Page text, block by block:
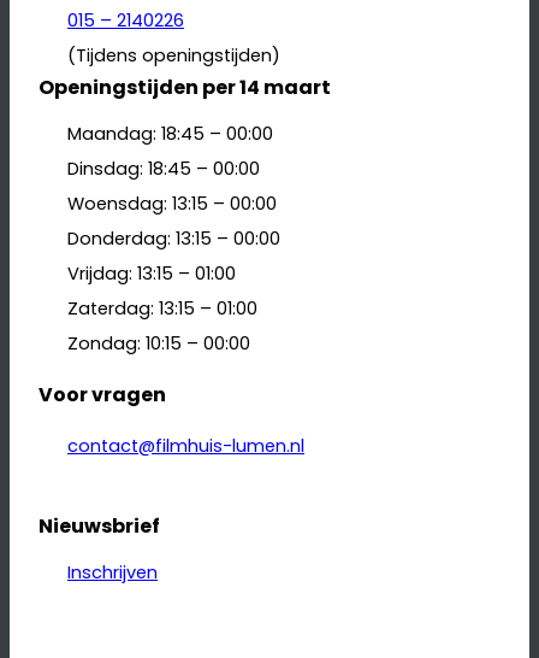
015 – 2140226
(Tijdens openingstijden)
Openingstijden per 14 maart
Maandag: 18:45 – 00:00
Dinsdag: 18:45 – 00:00
Woensdag: 13:15 – 00:00
Donderdag: 13:15 – 00:00
Vrijdag: 13:15 – 01:00
Zaterdag: 13:15 – 01:00
Zondag: 10:15 – 00:00
Voor vragen
contact@filmhuis-lumen.nl
Nieuwsbrief
Inschrijven